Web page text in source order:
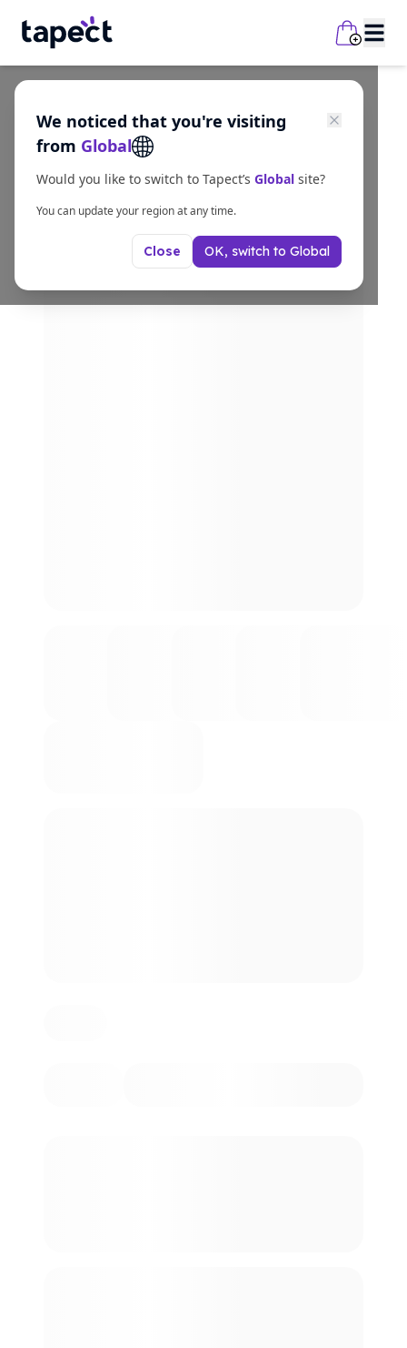
We noticed that you're visiting
from Global
Would you like to switch to Tapect’s Global site?
You can update your region at any time.
Close OK, switch to Global